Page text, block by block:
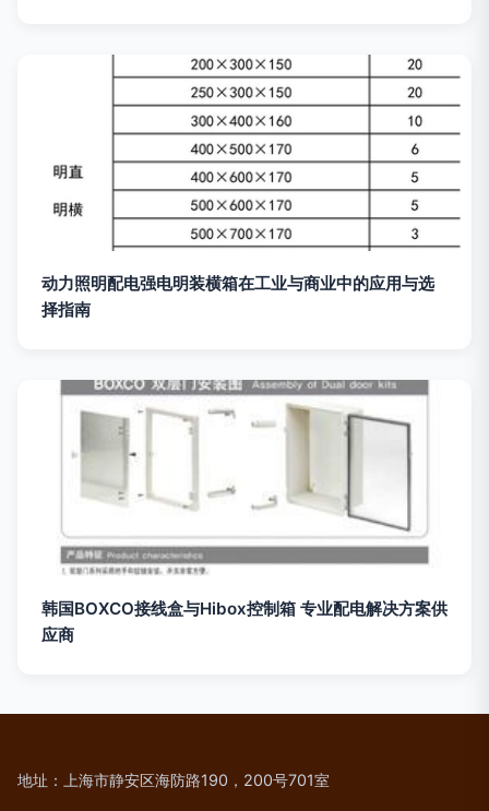
动力照明配电强电明装横箱在工业与商业中的应用与选
择指南
韩国BOXCO接线盒与Hibox控制箱 专业配电解决方案供
应商
地址：上海市静安区海防路190，200号701室